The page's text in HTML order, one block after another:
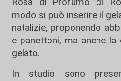
modo si può inserire il
natalizie, proponendo
e panettoni, ma anche la
gelato.
In studio sono